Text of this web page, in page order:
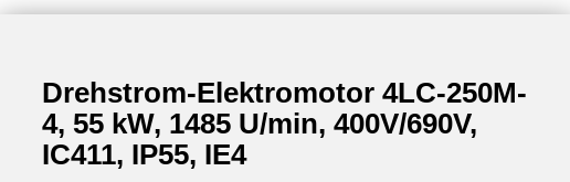
Drehstrom-Elektromotor 4LC-250M-
4, 55 kW, 1485 U/min, 400V/690V,
IC411, IP55, IE4